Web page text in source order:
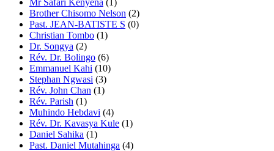
Mr Safari Kenyena (1)
Brother Chisomo Nelson (2)
Past. JEAN-BATISTE S (0)
Christian Tombo (1)
Dr. Songya (2)
Rév. Dr. Bolingo (6)
Emmanuel Kahi (10)
Stephan Ngwasi (3)
Rév. John Chan (1)
Rév. Parish (1)
Muhindo Hebdavi (4)
Rév. Dr. Kavasya Kule (1)
Daniel Sahika (1)
Past. Daniel Mutahinga (4)